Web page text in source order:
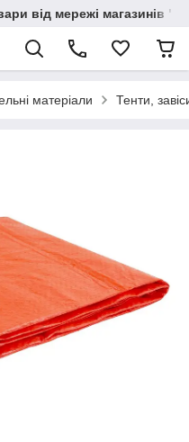
від мережі магазинів
матеріали Тенти,